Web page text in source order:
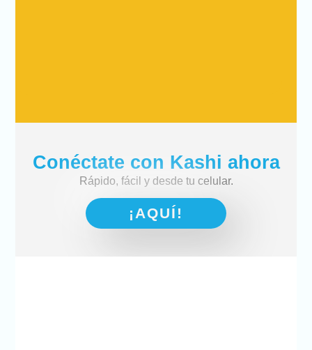
Conéctate con Kashi ahora
Rápido, fácil y desde tu celular.
¡AQUÍ!